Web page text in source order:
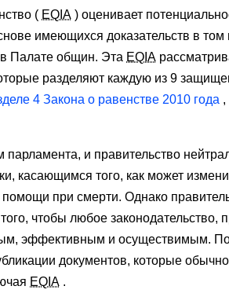
( EQIA ) оценивает
имеющихся доказательств в
в Палате общин. Эта EQIA
разделяют каждую из 9
4 Закона о равенстве 2010 года ,
парламента, и правительство
касающимся того, как может
при смерти. Однако
чтобы любое законодательство,
эффективным и осуществимым.
документов, которые
EQIA .